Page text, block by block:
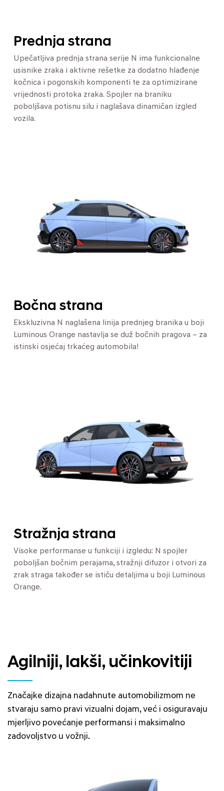
Prednja strana
Upečatljiva prednja strana serije N ima funkcionalne
usisnike zraka i aktivne rešetke za dodatno hlađenje
kočnica i pogonskih komponenti te za optimizirane
vrijednosti protoka zraka. Spojler na braniku
poboljšava potisnu silu i naglašava dinamičan izgled
vozila.
Bočna strana
Ekskluzivna N naglašena linija prednjeg branika u boji
Luminous Orange nastavlja se duž bočnih pragova – za
istinski osjećaj trkaćeg automobila!
Stražnja strana
Visoke performanse u funkciji i izgledu: N spojler
poboljšan bočnim perajama, stražnji difuzor i otvori za
zrak straga također se ističu detaljima u boji Luminous
Orange.
Agilniji, lakši, učinkovitiji
Značajke dizajna nadahnute automobilizmom ne
stvaraju samo pravi vizualni dojam, već i osiguravaju
mjerljivo povećanje performansi i maksimalno
zadovoljstvo u vožnji.